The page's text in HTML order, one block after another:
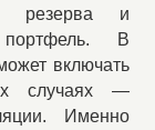
резерва и
портфель. В
включать
случаях —
Именно